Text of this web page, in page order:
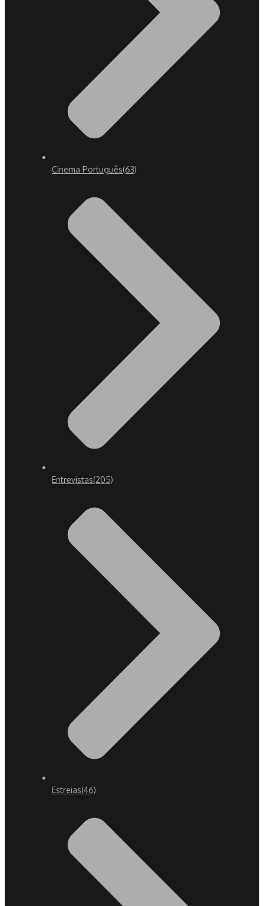
Cinema Português(63)
Entrevistas(205)
Estreias(46)